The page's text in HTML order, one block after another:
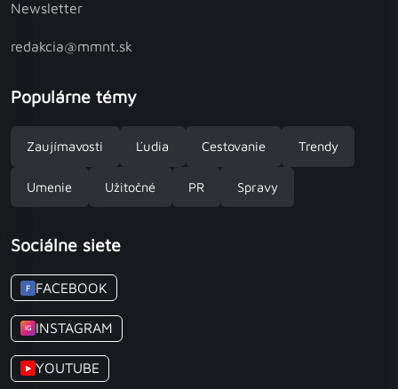
Newsletter
redakcia@mmnt.sk
Populárne témy
Zaujímavosti Ľudia Cestovanie Trendy
Umenie Užitočné PR Spravy
Sociálne siete
F FACEBOOK
IG INSTAGRAM
▶ YOUTUBE